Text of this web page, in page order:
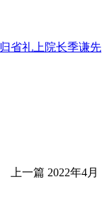
省礼上院长季谦先
上一篇 2022年4月